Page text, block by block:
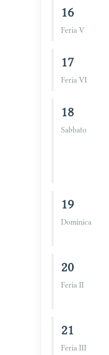
16
Feria V
17
Feria VI
18
Sabbato
19
Dominica
20
Feria II
21
Feria III